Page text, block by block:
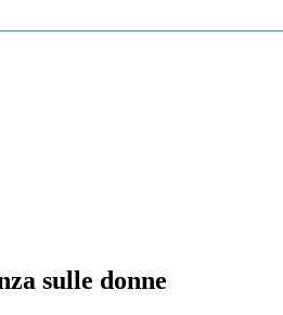
sulle donne